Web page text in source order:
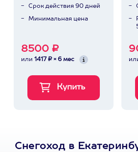
Срок действия 90 дней
Минимальная цена
8500 ₽
или 1417 ₽ × 6 мес
Снегоход в